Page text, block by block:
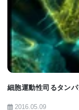
て新しいヒント
フト中のGPIsの
脂質の撥水性部
れていた。現実
造が、同じように
用し合うことが判
子の数が十分に
細胞運動性司るタン
2016.05.09